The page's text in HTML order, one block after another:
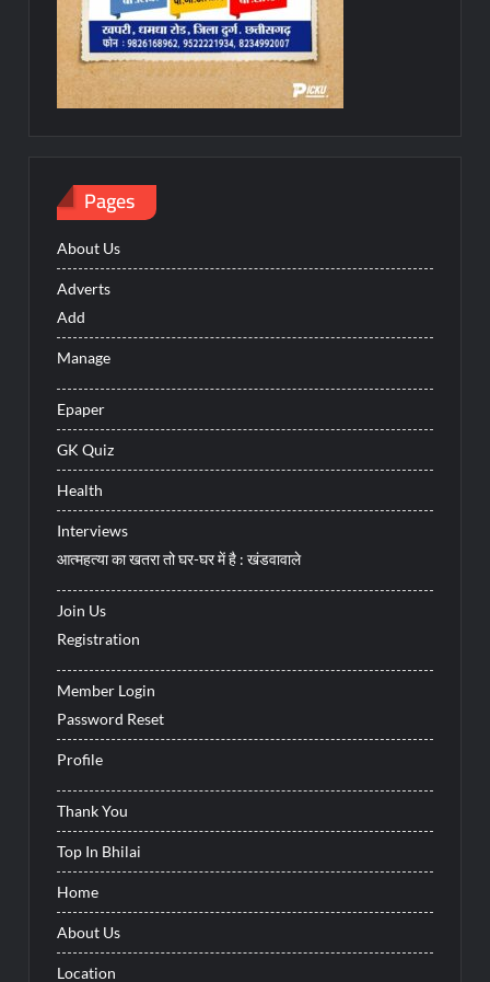
Pages
About Us
Adverts
Add
Manage
Epaper
GK Quiz
Health
Interviews
आत्महत्या का खतरा तो घर-घर में है : खंडवावाले
Join Us
Registration
Member Login
Password Reset
Profile
Thank You
Top In Bhilai
Home
About Us
Location